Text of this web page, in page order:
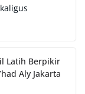
Latih Berpikir
Aly Jakarta